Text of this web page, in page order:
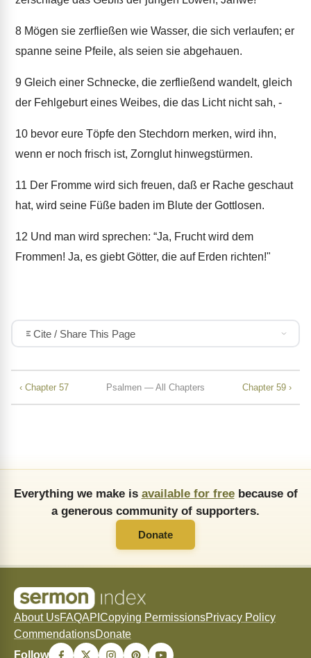
8 Mögen sie zerfließen wie Wasser, die sich verlaufen; er
spanne seine Pfeile, als seien sie abgehauen.
9 Gleich einer Schnecke, die zerfließend wandelt, gleich
der Fehlgeburt eines Weibes, die das Licht nicht sah, -
10 bevor eure Töpfe den Stechdorn merken, wird ihn,
wenn er noch frisch ist, Zornglut hinwegstürmen.
11 Der Fromme wird sich freuen, daß er Rache geschaut
hat, wird seine Füße baden im Blute der Gottlosen.
12 Und man wird sprechen: “Ja, Frucht wird dem
Frommen! Ja, es giebt Götter, die auf Erden richten!"
Cite / Share This Page
‹ Chapter 57 Psalmen — All Chapters Chapter 59 ›
Everything we make is available for freebecause of
a generous community of supporters.
Donate
About UsFAQAPI Copying PermissionsPrivacy Policy
CommendationsDonate
Follow